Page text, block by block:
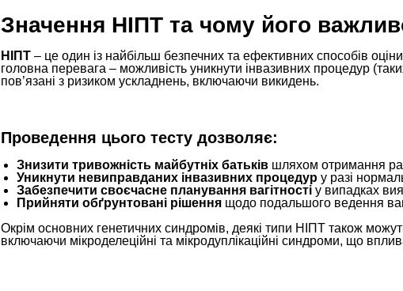
Значення НІПТ та чому його
НІПТ – це один із найбільш безпечних та ефективних способів
головна перевага – можливість уникнути інвазивних процедур
пов’язані з ризиком ускладнень, включаючи викидень.
Проведення цього тесту дозволяє:
Знизити тривожність майбутніх батьків шляхом отримання
Уникнути невиправданих інвазивних процедур у разі
Забезпечити своєчасне планування вагітності у випадках
Прийняти обґрунтовані рішення щодо подальшого ведення
Окрім основних генетичних синдромів, деякі типи НІПТ також
включаючи мікроделеційні та мікродуплікаційні синдроми, що